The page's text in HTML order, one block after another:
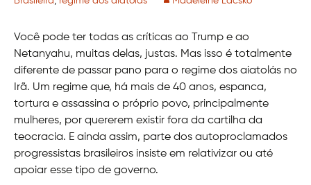
Você pode ter todas as críticas ao Trump e ao
Netanyahu, muitas delas, justas. Mas isso é totalmente
diferente de passar pano para o regime dos aiatolás no
Irã. Um regime que, há mais de 40 anos, espanca,
tortura e assassina o próprio povo, principalmente
mulheres, por quererem existir fora da cartilha da
teocracia. E ainda assim, parte dos autoproclamados
progressistas brasileiros insiste em relativizar ou até
apoiar esse tipo de governo.